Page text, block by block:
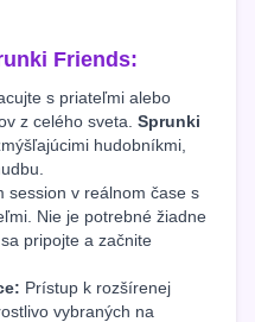
Friends:
s priateľmi alebo
z celého sveta. Sprunki
hudobníkmi,
session v reálnom čase s
Nie je potrebné žiadne
pripojte a začnite
Prístup k rozšírenej
vybraných na